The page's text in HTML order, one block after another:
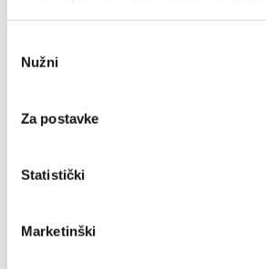
pristanka
Nužni
Za postavke
Statistički
Marketinški
21216 Kaštel Stari, Hrvatska
Destinazione
Cosa fare
Info